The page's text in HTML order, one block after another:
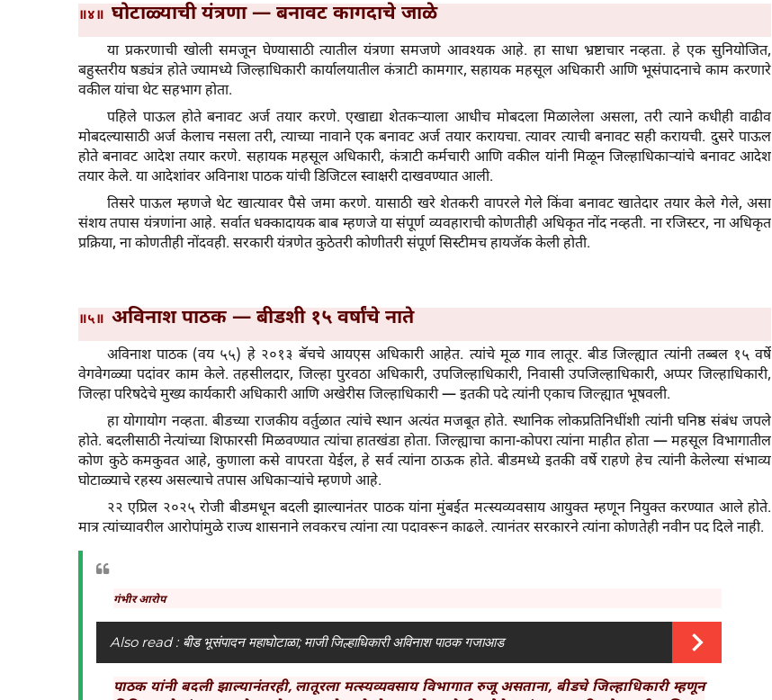
॥४॥ घोटाळ्याची यंत्रणा — बनावट कागदाचे जाळे
या प्रकरणाची खोली समजून घेण्यासाठी त्यातील यंत्रणा समजणे आवश्यक आहे. हा साधा भ्रष्टाचार नव्हता. हे एक सुनियोजित,
बहुस्तरीय षड्यंत्र होते ज्यामध्ये जिल्हाधिकारी कार्यालयातील कंत्राटी कामगार, सहायक महसूल अधिकारी आणि भूसंपादनाचे काम करणारे
वकील यांचा थेट सहभाग होता.
पहिले पाऊल होते बनावट अर्ज तयार करणे. एखाद्या शेतकऱ्याला आधीच मोबदला मिळालेला असला, तरी त्याने कधीही वाढीव
मोबदल्यासाठी अर्ज केलाच नसला तरी, त्याच्या नावाने एक बनावट अर्ज तयार करायचा. त्यावर त्याची बनावट सही करायची. दुसरे पाऊल
होते बनावट आदेश तयार करणे. सहायक महसूल अधिकारी, कंत्राटी कर्मचारी आणि वकील यांनी मिळून जिल्हाधिकाऱ्यांचे बनावट आदेश
तयार केले. या आदेशांवर अविनाश पाठक यांची डिजिटल स्वाक्षरी दाखवण्यात आली.
तिसरे पाऊल म्हणजे थेट खात्यावर पैसे जमा करणे. यासाठी खरे शेतकरी वापरले गेले किंवा बनावट खातेदार तयार केले गेले, असा
संशय तपास यंत्रणांना आहे. सर्वात धक्कादायक बाब म्हणजे या संपूर्ण व्यवहाराची कोणतीही अधिकृत नोंद नव्हती. ना रजिस्टर, ना अधिकृत
प्रक्रिया, ना कोणतीही नोंदवही. सरकारी यंत्रणेत कुठेतरी कोणीतरी संपूर्ण सिस्टीमच हायजॅक केली होती.
॥५॥ अविनाश पाठक — बीडशी १५ वर्षांचे नाते
अविनाश पाठक (वय ५५) हे २०१३ बॅचचे आयएस अधिकारी आहेत. त्यांचे मूळ गाव लातूर. बीड जिल्ह्यात त्यांनी तब्बल १५ वर्षे
वेगवेगळ्या पदांवर काम केले. तहसीलदार, जिल्हा पुरवठा अधिकारी, उपजिल्हाधिकारी, निवासी उपजिल्हाधिकारी, अप्पर जिल्हाधिकारी,
जिल्हा परिषदेचे मुख्य कार्यकारी अधिकारी आणि अखेरीस जिल्हाधिकारी — इतकी पदे त्यांनी एकाच जिल्ह्यात भूषवली.
हा योगायोग नव्हता. बीडच्या राजकीय वर्तुळात त्यांचे स्थान अत्यंत मजबूत होते. स्थानिक लोकप्रतिनिधींशी त्यांनी घनिष्ठ संबंध जपले
होते. बदलीसाठी नेत्यांच्या शिफारसी मिळवण्यात त्यांचा हातखंडा होता. जिल्ह्याचा काना-कोपरा त्यांना माहीत होता — महसूल विभागातील
कोण कुठे कमकुवत आहे, कुणाला कसे वापरता येईल, हे सर्व त्यांना ठाऊक होते. बीडमध्ये इतकी वर्षे राहणे हेच त्यांनी केलेल्या संभाव्य
घोटाळ्याचे रहस्य असल्याचे तपास अधिकाऱ्यांचे म्हणणे आहे.
२२ एप्रिल २०२५ रोजी बीडमधून बदली झाल्यानंतर पाठक यांना मुंबईत मत्स्यव्यवसाय आयुक्त म्हणून नियुक्त करण्यात आले होते.
मात्र त्यांच्यावरील आरोपांमुळे राज्य शासनाने लवकरच त्यांना त्या पदावरून काढले. त्यानंतर सरकारने त्यांना कोणतेही नवीन पद दिले नाही.
गंभीर आरोप
Also read : बीड भूसंपादन महाघोटाळा; माजी जिल्हाधिकारी अविनाश पाठक गजाआड
पाठक यांनी बदली झाल्यानंतरही, लातूरला मत्स्यव्यवसाय विभागात रुजू असताना, बीडचे जिल्हाधिकारी म्हणून